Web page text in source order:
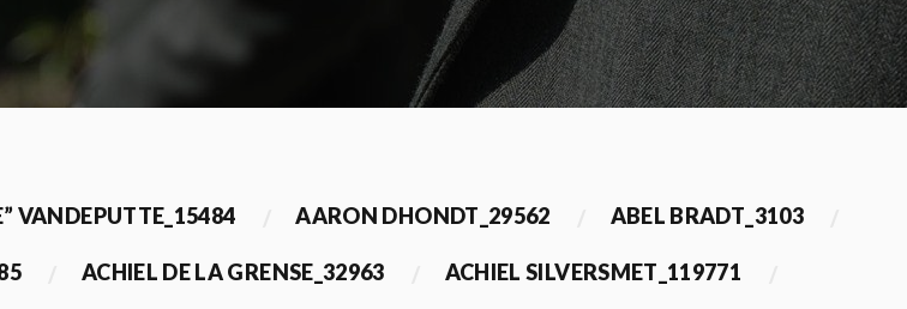
VANDEPUTTE_15484 AARON DHONDT_29562 ABEL BRADT_3103
ACHIEL DE LA GRENSE_32963 ACHIEL SILVERSMET_119771